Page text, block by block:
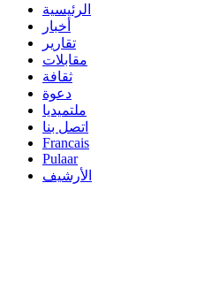
الرئيسية
أخبار
تقارير
مقابلات
ثقافة
دعوة
ملتميديا
اتصل بنا
Francais
Pulaar
الأرشيف